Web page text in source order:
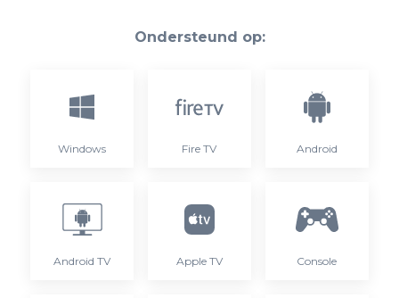
Ondersteund op:
Windows Fire TV Android
Android TV Apple TV Console